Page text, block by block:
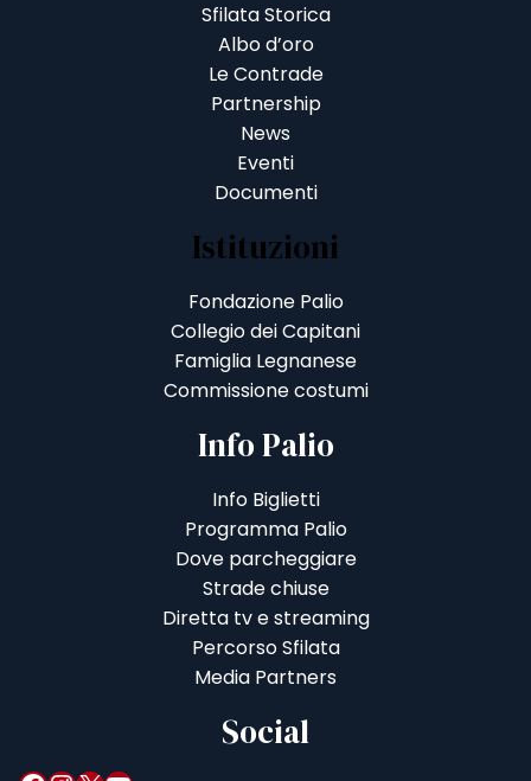
Sfilata Storica
Albo d’oro
Le Contrade
Partnership
News
Eventi
Documenti
Istituzioni
Fondazione Palio
Collegio dei Capitani
Famiglia Legnanese
Commissione costumi
Info Palio
Info Biglietti
Programma Palio
Dove parcheggiare
Strade chiuse
Diretta tv e streaming
Percorso Sfilata
Media Partners
Social